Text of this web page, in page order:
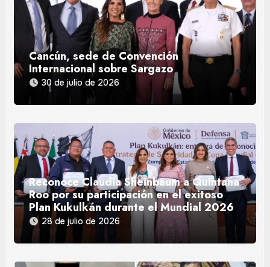
Cancún, sede de Convención
Internacional sobre Sargazo
30 de julio de 2026
Reconoce Claudia Sheinbaum a Quintana
Roo por su participación en el exitoso
Plan Kukulkán durante el Mundial 2026
28 de julio de 2026